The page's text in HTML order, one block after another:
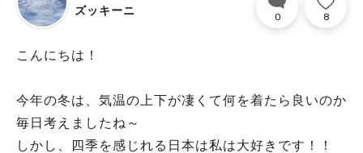
ズッキーニ 0 8
こんにちは！
今年の冬は、気温の上下が凄くて何を着たら良いのか
毎日考えましたね～
しかし、四季を感じれる日本は私は大好きです！！